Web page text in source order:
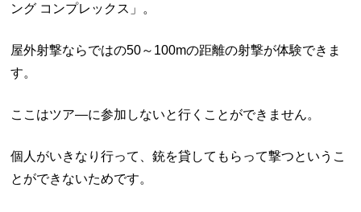
ング コンプレックス」。
屋外射撃ならではの50～100mの距離の射撃が体験できま
す。
ここはツア―に参加しないと行くことができません。
個人がいきなり行って、銃を貸してもらって撃つというこ
とができないためです。